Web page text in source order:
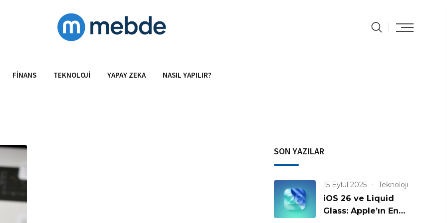
FINANS TEKNOLOJI YAPAY ZEKA NASIL YAPILIR?
SON YAZILAR
15 Eylül 2025 Teknoloji
iOS 26 ve Liquid
Glass: Apple’ın En